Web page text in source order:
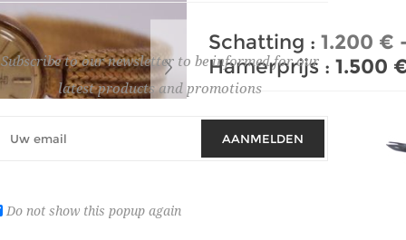
Schatting : 1.200 €
Hamerprijs : 1.500
Subscribe to our newsletter to be informed for our
latest products and promotions
AANMELDEN
Do not show this popup again